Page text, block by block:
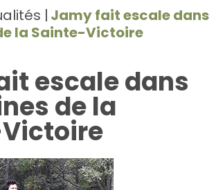
Jamy fait escale dans
la Sainte-Victoire
escale dans
de la